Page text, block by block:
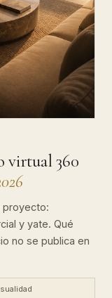
virtual 360
proyecto:
y yate. Qué
no se publica en